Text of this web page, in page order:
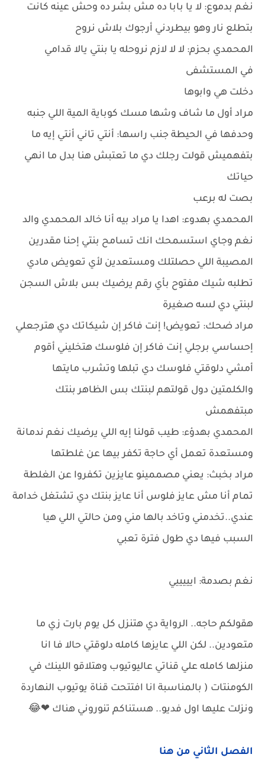
نغم بدموع: لا يا بابا ده مش بشر ده وحش عينه كانت
بتطلع نار وهو بيطردني أرجوك بلاش نروح
المحمدي بحزم: لا لا لازم نروحله يا بنتي يالا قدامي
في المستشفى
دخلت هي وابوها
مراد أول ما شاف وشها مسك كوباية المية اللي جنبه
وحدفها في الحيطة جنب راسها: أنتي تاني أنتي إيه ما
بتفهميش قولت رجلك دي ما تعتبش هنا بدل ما انهي
حياتك
بصت له برعب
المحمدي بهدوء: اهدا يا مراد بيه أنا خالد المحمدي والد
نغم وجاي استسمحك انك تسامح بنتي إحنا مقدرين
المصيبة اللي حصلتلك ومستعدين لأي تعويض مادي
تطلبه شيك مفتوح بأي رقم يرضيك بس بلاش السجن
لبنتي دي لسه صغيرة
مراد ضحك: تعويض! إنت فاكر إن شيكاتك دي هترجعلي
إحساسي برجلي إنت فاكر إن فلوسك هتخليني أقوم
أمشي دلوقتي فلوسك دي تبلها وتشرب مايتها
والكلمتين دول قولتهم لبنتك بس الظاهر بنتك
مبتفهمش
المحمدي بهدؤء: طيب قولنا إيه اللي يرضيك نغم ندمانة
ومستعدة تعمل أي حاجة تكفر بيها عن غلطتها
مراد بخبث: يعني مصممينو عايزين تكفروا عن الغلطة
تمام أنا مش عايز فلوس أنا عايز بنتك دي تشتغل خدامة
عندي..تخدمني وتاخد بالها مني ومن حالتي اللي هيا
السبب فيها دي طول فترة تعبي
نغم بصدمة: ايييييي
هقولكم حاجه.. الرواية دي هتنزل كل يوم بارت زي ما
متعودين.. لكن اللي عايزها كامله دلوقتي حالا فا انا
منزلها كامله علي قناتي عاليوتيوب وهتلاقو اللينك في
الكومنتات ( بالمناسبة انا افتتحت قناة يوتيوب النهاردة
ونزلت عليها اول فديو.. هستناكم تنوروني هناك ❤😂
الفصل الثاني من هنا